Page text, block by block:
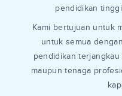
pendidikan
Kami bertujuan untuk
untuk semua
pendidikan terjangkau
maupun tenaga